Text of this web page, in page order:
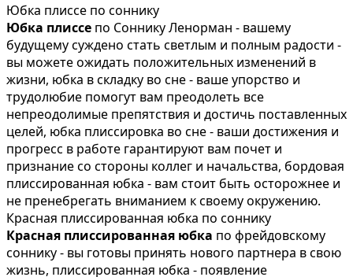
Юбка плиссе по соннику
Юбка плиссе по Соннику Ленорман - вашему
будущему суждено стать светлым и полным радости -
вы можете ожидать положительных изменений в
жизни, юбка в складку во сне - ваше упорство и
трудолюбие помогут вам преодолеть все
непреодолимые препятствия и достичь поставленных
целей, юбка плиссировка во сне - ваши достижения и
прогресс в работе гарантируют вам почет и
признание со стороны коллег и начальства, бордовая
плиссированная юбка - вам стоит быть осторожнее и
не пренебрегать вниманием к своему окружению.
Красная плиссированная юбка по соннику
Красная плиссированная юбка по фрейдовскому
соннику - вы готовы принять нового партнера в свою
жизнь, плиссированная юбка - появление